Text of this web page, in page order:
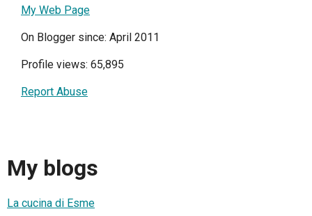
My Web Page
On Blogger since: April 2011
Profile views: 65,895
Report Abuse
My blogs
La cucina di Esme